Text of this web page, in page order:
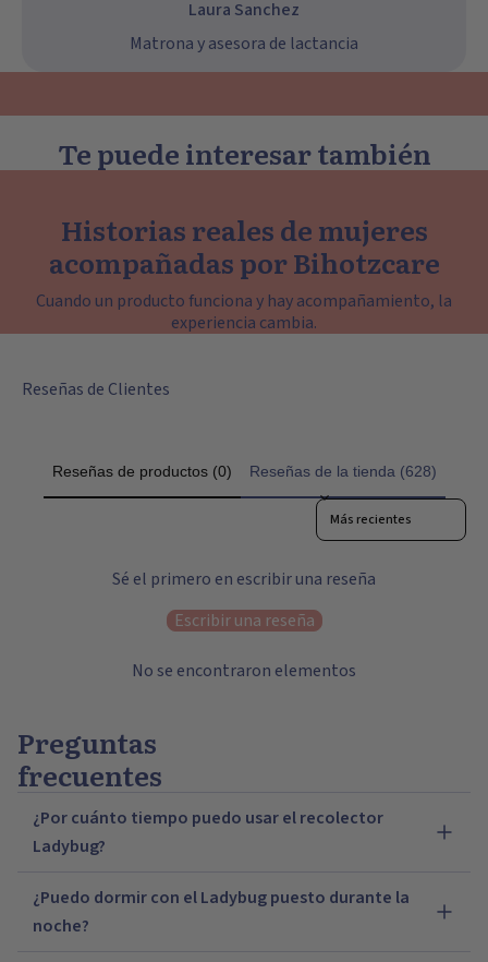
Laura Sanchez
Matrona y asesora de lactancia
Te puede interesar también
Historias reales de mujeres
acompañadas por Bihotzcare
Cuando un producto funciona y hay acompañamiento, la
experiencia cambia.
Reseñas de Clientes
Reseñas de productos (0) Reseñas de la tienda (628)
Sort reviews by
Sé el primero en escribir una reseña
Escribir una reseña
No se encontraron elementos
Preguntas
frecuentes
¿Por cuánto tiempo puedo usar el recolector
Ladybug?
De acuerdo con las directrices de lactancia materna la
leche materna solo se puede mantener de forma segura
¿Puedo dormir con el Ladybug puesto durante la
noche?